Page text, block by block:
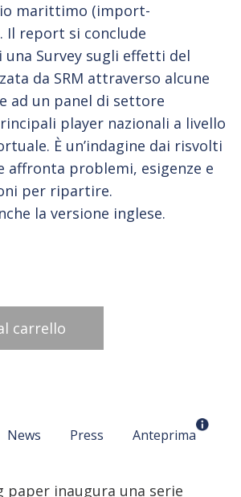
marittimo (import-
Il report si conclude
Survey sugli effetti del
da SRM attraverso alcune
ad un panel di settore
player nazionali a livello
È un’indagine dai risvolti
affronta problemi, esigenze e
per ripartire.
la versione inglese.
carrello
News Press Anteprima
paper inaugura una serie